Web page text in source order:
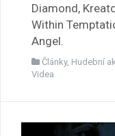
Diamond,
Within
Angel.
Články, Hudební
Videa